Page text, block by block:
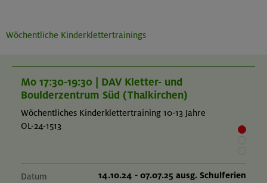
Wöchentliche Kinderklettertrainings
Mo 17:30-19:30 | DAV Kletter- und
Boulderzentrum Süd (Thalkirchen)
Wöchentliches Kinderklettertraining 10-13 Jahre
OL-24-1513
Datum 14.10.24 - 07.07.25 ausg. Schulferien